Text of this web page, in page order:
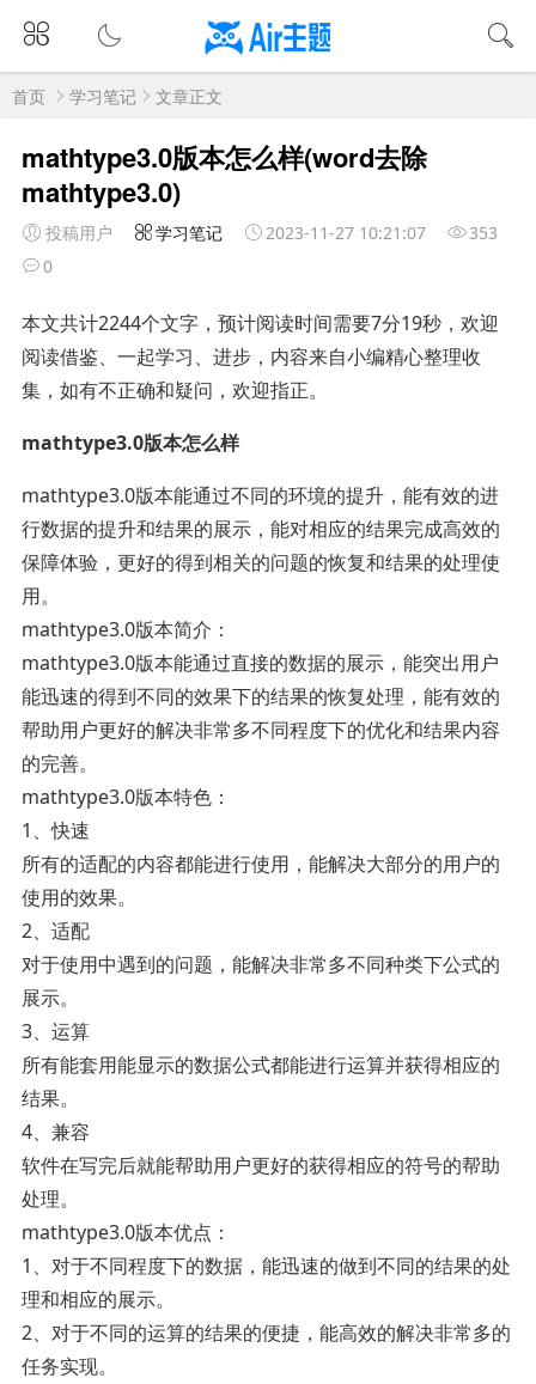
首页 学习笔记 文章正文
mathtype3.0版本怎么样(word去除
mathtype3.0)
投稿用户 学习笔记 2023-11-27 10:21:07
353
0
本文共计2244个文字，预计阅读时间需要7分19秒，欢迎
阅读借鉴、一起学习、进步，内容来自小编精心整理收
集，如有不正确和疑问，欢迎指正。
mathtype3.0版本怎么样
mathtype3.0版本能通过不同的环境的提升，能有效的进
行数据的提升和结果的展示，能对相应的结果完成高效的
保障体验，更好的得到相关的问题的恢复和结果的处理使
用。
mathtype3.0版本简介：
mathtype3.0版本能通过直接的数据的展示，能突出用户
能迅速的得到不同的效果下的结果的恢复处理，能有效的
帮助用户更好的解决非常多不同程度下的优化和结果内容
的完善。
mathtype3.0版本特色：
1、快速
所有的适配的内容都能进行使用，能解决大部分的用户的
使用的效果。
2、适配
对于使用中遇到的问题，能解决非常多不同种类下公式的
展示。
3、运算
所有能套用能显示的数据公式都能进行运算并获得相应的
结果。
4、兼容
软件在写完后就能帮助用户更好的获得相应的符号的帮助
处理。
mathtype3.0版本优点：
1、对于不同程度下的数据，能迅速的做到不同的结果的处
理和相应的展示。
2、对于不同的运算的结果的便捷，能高效的解决非常多的
任务实现。